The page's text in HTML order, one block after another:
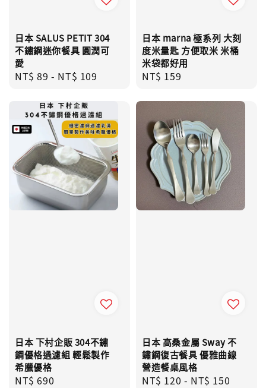
日本 SALUS PETIT 304
不鏽鋼迷你餐具 圓潤可
愛
Regular
NT$ 89 - NT$ 109
日本 marna 極系列 大刻
度米量匙 方便取米 米桶
米袋都好用
Regular
NT$ 159
日本 下村企販 304不鏽
鋼優格過濾組 輕鬆製作
希臘優格
Regular
NT$ 690
日本 高桑金屬 Sway 不
鏽鋼復古餐具 優雅曲線
營造餐桌風格
Regular
NT$ 120 - NT$ 150